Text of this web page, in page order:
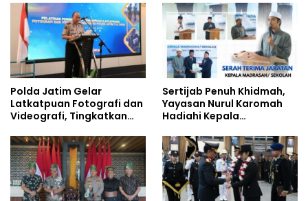
Studi Kepolisian
Polda Jatim Gelar
Latkatpuan Fotografi dan
Videografi, Tingkatkan
Era Digital
Sertijab Penuh Khidmah,
Yayasan Nurul Karomah
Hadiahi Kepala
Umrah